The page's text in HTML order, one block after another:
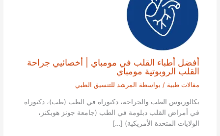
أفضل أطباء القلب في مومباي | أخصائيي جراحة
القلب الروبوتية مومباي
مقالات طبية / بواسطة المرشد للتنسيق الطبي
بكالوريوس الطب والجراحة، دكتوراه في الطب (طب)، دكتوراه
في أمراض القلب دبلومة في الطب (جامعة جونز هوبكنز،
الولايات المتحدة الأمريكية) […]